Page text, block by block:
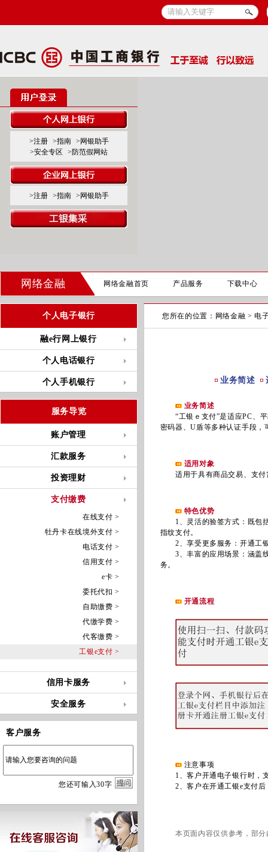
>注册 >指南
>网银助手
>安全专区
>防范假网站
>注册 >指南 >网银助手
网络金融 网络金融首页 产品服务 下载中心
个人电子银行
融e行网上银行
个人电话银行
个人手机银行
服务导览
账户管理
汇款服务
投资理财
支付缴费
在线支付 >
牡丹卡在线境外支付 >
电话支付 >
信用支付 >
e卡 >
委托代扣 >
自助缴费 >
代缴学费 >
代客缴费 >
工银e支付 >
信用卡服务
安全服务
客户服务
您还可输入30字
您所在的位置： 网络金融 >电
业务简述
业务简述
“工银ｅ支付”是适应PC、平
密码器、U盾等多种认证手段，
适用对象
适用于具有商品交易、支付
特色优势
1、灵活的验签方式：既包括
指纹支付。
2、享受更多服务：开通工银
3、丰富的应用场景：涵盖线
务。
开通流程
注意事项
1、客户开通电子银行时，支
2、客户在开通工银e支付后
本页面内容仅供参考，部